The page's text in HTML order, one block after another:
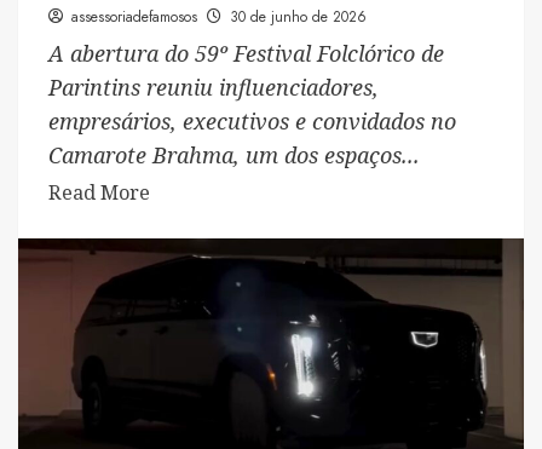
assessoriadefamosos 30 de junho de 2026
A abertura do 59º Festival Folclórico de
Parintins reuniu influenciadores,
empresários, executivos e convidados no
Camarote Brahma, um dos espaços...
Read More
about
Camarote
Brahma
personalidades
movimenta